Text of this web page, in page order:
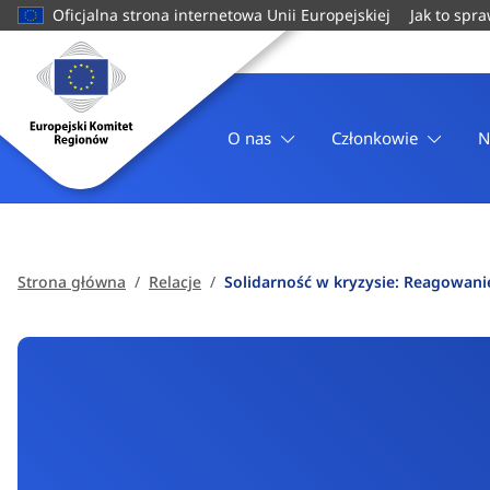
treściOficjalna strona internetowa Unii Europejskiej Jak to
Strona
domowa
Europejski
Komitet
Regionów
O nas Członkowie
Strona główna Relacje Solidarność w kryzysie: